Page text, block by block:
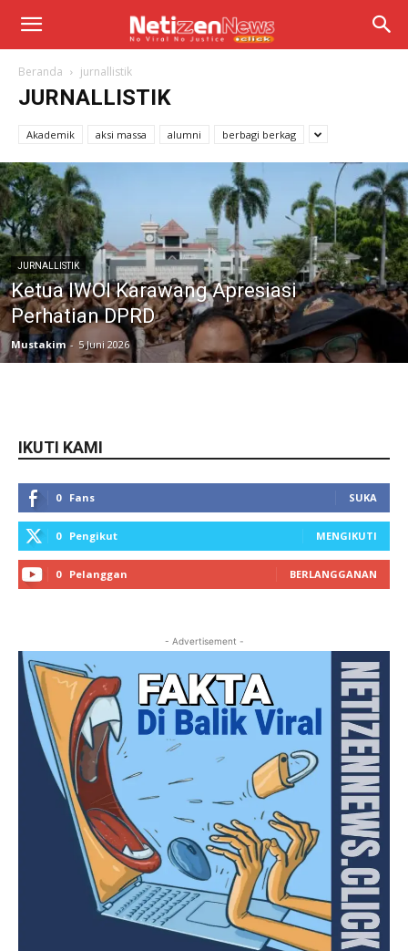
Beranda jurnallistik
JURNALLISTIK
Akademik aksi massa alumni berbagi berkag
JURNALLISTIK
Ketua IWOI Karawang Apresiasi
Perhatian DPRD
Mustakim - 5 Juni 2026
IKUTI KAMI
0 Fans SUKA
0 Pengikut MENGIKUTI
0 Pelanggan BERLANGGANAN
- Advertisement -